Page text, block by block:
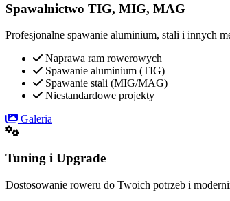
Spawalnictwo TIG, MIG, MAG
Profesjonalne spawanie aluminium, stali i innych
Naprawa ram rowerowych
Spawanie aluminium (TIG)
Spawanie stali (MIG/MAG)
Niestandardowe projekty
Galeria
Tuning i Upgrade
Dostosowanie roweru do Twoich potrzeb i